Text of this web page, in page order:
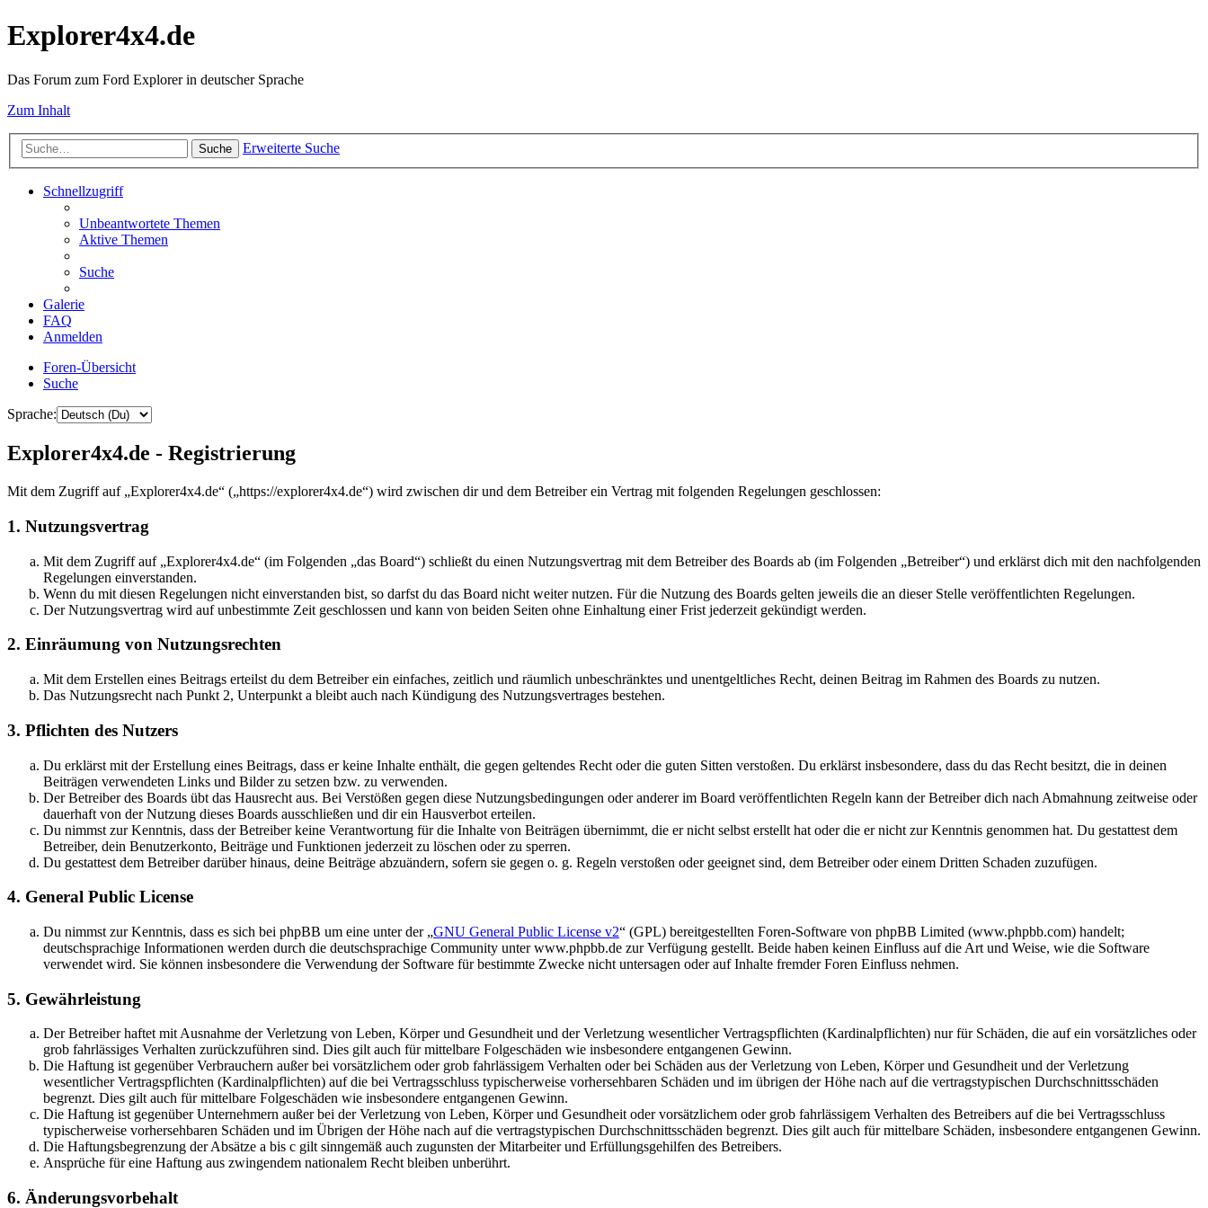
Explorer4x4.de
Das Forum zum Ford Explorer in deutscher Sprache
Zum Inhalt
Suche Erweiterte Suche
Schnellzugriff
Unbeantwortete Themen
Aktive Themen
Suche
Galerie
FAQ
Anmelden
Foren-Übersicht
Suche
Sprache:
Explorer4x4.de - Registrierung
Mit dem Zugriff auf „Explorer4x4.de“ („https://explorer4x4.de“) wird zwischen dir und dem Betreiber ein Vertrag mit folgenden Regelungen geschlossen:
1. Nutzungsvertrag
Mit dem Zugriff auf „Explorer4x4.de“ (im Folgenden „das Board“) schließt du einen Nutzungsvertrag mit dem Betreiber des Boards ab (im Folgenden „Betreiber“) und erklärst dich mit den nachfolgenden
Regelungen einverstanden.
Wenn du mit diesen Regelungen nicht einverstanden bist, so darfst du das Board nicht weiter nutzen. Für die Nutzung des Boards gelten jeweils die an dieser Stelle veröffentlichten Regelungen.
Der Nutzungsvertrag wird auf unbestimmte Zeit geschlossen und kann von beiden Seiten ohne Einhaltung einer Frist jederzeit gekündigt werden.
2. Einräumung von Nutzungsrechten
Mit dem Erstellen eines Beitrags erteilst du dem Betreiber ein einfaches, zeitlich und räumlich unbeschränktes und unentgeltliches Recht, deinen Beitrag im Rahmen des Boards zu nutzen.
Das Nutzungsrecht nach Punkt 2, Unterpunkt a bleibt auch nach Kündigung des Nutzungsvertrages bestehen.
3. Pflichten des Nutzers
Du erklärst mit der Erstellung eines Beitrags, dass er keine Inhalte enthält, die gegen geltendes Recht oder die guten Sitten verstoßen. Du erklärst insbesondere, dass du das Recht besitzt, die in deinen
Beiträgen verwendeten Links und Bilder zu setzen bzw. zu verwenden.
Der Betreiber des Boards übt das Hausrecht aus. Bei Verstößen gegen diese Nutzungsbedingungen oder anderer im Board veröffentlichten Regeln kann der Betreiber dich nach Abmahnung zeitweise oder
dauerhaft von der Nutzung dieses Boards ausschließen und dir ein Hausverbot erteilen.
Du nimmst zur Kenntnis, dass der Betreiber keine Verantwortung für die Inhalte von Beiträgen übernimmt, die er nicht selbst erstellt hat oder die er nicht zur Kenntnis genommen hat. Du gestattest dem
Betreiber, dein Benutzerkonto, Beiträge und Funktionen jederzeit zu löschen oder zu sperren.
Du gestattest dem Betreiber darüber hinaus, deine Beiträge abzuändern, sofern sie gegen o. g. Regeln verstoßen oder geeignet sind, dem Betreiber oder einem Dritten Schaden zuzufügen.
4. General Public License
Du nimmst zur Kenntnis, dass es sich bei phpBB um eine unter der „GNU General Public License v2“ (GPL) bereitgestellten Foren-Software von phpBB Limited (www.phpbb.com) handelt;
deutschsprachige Informationen werden durch die deutschsprachige Community unter www.phpbb.de zur Verfügung gestellt. Beide haben keinen Einfluss auf die Art und Weise, wie die Software
verwendet wird. Sie können insbesondere die Verwendung der Software für bestimmte Zwecke nicht untersagen oder auf Inhalte fremder Foren Einfluss nehmen.
5. Gewährleistung
Der Betreiber haftet mit Ausnahme der Verletzung von Leben, Körper und Gesundheit und der Verletzung wesentlicher Vertragspflichten (Kardinalpflichten) nur für Schäden, die auf ein vorsätzliches oder
grob fahrlässiges Verhalten zurückzuführen sind. Dies gilt auch für mittelbare Folgeschäden wie insbesondere entgangenen Gewinn.
Die Haftung ist gegenüber Verbrauchern außer bei vorsätzlichem oder grob fahrlässigem Verhalten oder bei Schäden aus der Verletzung von Leben, Körper und Gesundheit und der Verletzung
wesentlicher Vertragspflichten (Kardinalpflichten) auf die bei Vertragsschluss typischerweise vorhersehbaren Schäden und im übrigen der Höhe nach auf die vertragstypischen Durchschnittsschäden
begrenzt. Dies gilt auch für mittelbare Folgeschäden wie insbesondere entgangenen Gewinn.
Die Haftung ist gegenüber Unternehmern außer bei der Verletzung von Leben, Körper und Gesundheit oder vorsätzlichem oder grob fahrlässigem Verhalten des Betreibers auf die bei Vertragsschluss
typischerweise vorhersehbaren Schäden und im Übrigen der Höhe nach auf die vertragstypischen Durchschnittsschäden begrenzt. Dies gilt auch für mittelbare Schäden, insbesondere entgangenen Gewinn.
Die Haftungsbegrenzung der Absätze a bis c gilt sinngemäß auch zugunsten der Mitarbeiter und Erfüllungsgehilfen des Betreibers.
Ansprüche für eine Haftung aus zwingendem nationalem Recht bleiben unberührt.
6. Änderungsvorbehalt